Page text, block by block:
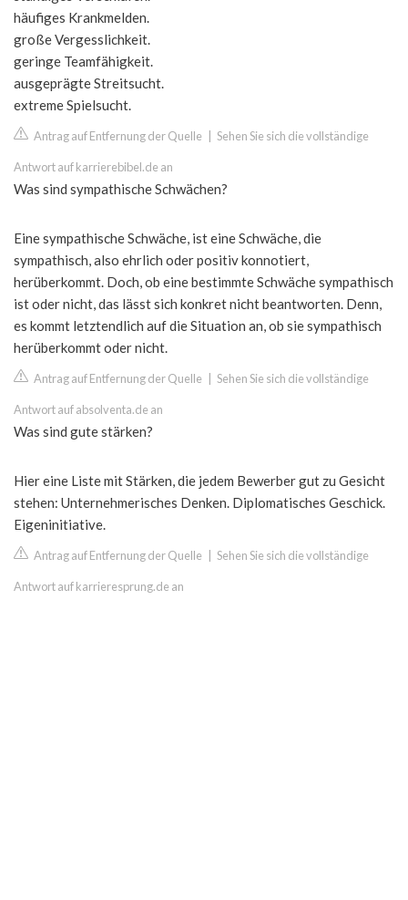
häufiges Krankmelden.
große Vergesslichkeit.
geringe Teamfähigkeit.
ausgeprägte Streitsucht.
extreme Spielsucht.
Antrag auf Entfernung der Quelle Sehen Sie sich die vollständige
Antwort auf karrierebibel.de an
Was sind sympathische Schwächen?
Eine sympathische Schwäche, ist eine Schwäche, die
sympathisch, also ehrlich oder positiv konnotiert,
herüberkommt. Doch, ob eine bestimmte Schwäche sympathisch
ist oder nicht, das lässt sich konkret nicht beantworten. Denn,
es kommt letztendlich auf die Situation an, ob sie sympathisch
herüberkommt oder nicht.
Antrag auf Entfernung der Quelle Sehen Sie sich die vollständige
Antwort auf absolventa.de an
Was sind gute stärken?
Hier eine Liste mit Stärken, die jedem Bewerber gut zu Gesicht
stehen: Unternehmerisches Denken. Diplomatisches Geschick.
Eigeninitiative.
Antrag auf Entfernung der Quelle Sehen Sie sich die vollständige
Antwort auf karrieresprung.de an